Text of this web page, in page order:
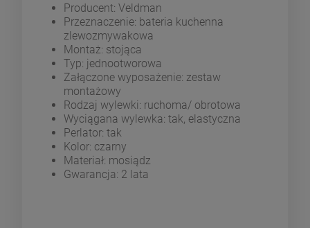
Producent: Veldman
Przeznaczenie: bateria kuchenna
zlewozmywakowa
Montaż: stojąca
Typ: jednootworowa
Załączone wyposażenie: zestaw
montażowy
Rodzaj wylewki: ruchoma/ obrotowa
Wyciągana wylewka: tak, elastyczna
Perlator: tak
Kolor: czarny
Materiał: mosiądz
Gwarancja: 2 lata